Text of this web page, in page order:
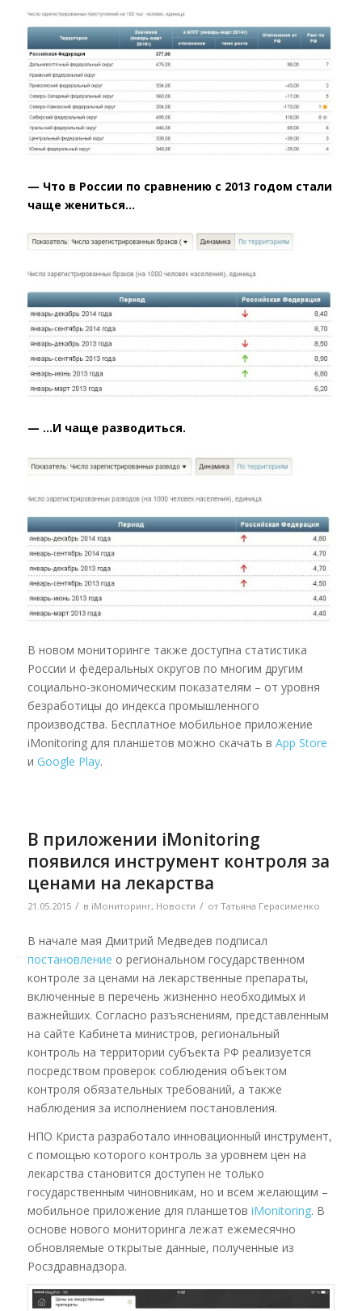
— Что в России по сравнению с 2013 годом стали
чаще жениться…
— …И чаще разводиться.
В новом мониторинге также доступна статистика
России и федеральных округов по многим другим
социально-экономическим показателям – от уровня
безработицы до индекса промышленного
производства. Бесплатное мобильное приложение
iMonitoring для планшетов можно скачать в App Store
и Google Play.
В приложении iMonitoring
появился инструмент контроля за
ценами на лекарства
21.05.2015 / в iМониторинг, Новости / от Татьяна Герасименко
В начале мая Дмитрий Медведев подписал
постановление о региональном государственном
контроле за ценами на лекарственные препараты,
включенные в перечень жизненно необходимых и
важнейших. Согласно разъяснениям, представленным
на сайте Кабинета министров, региональный
контроль на территории субъекта РФ реализуется
посредством проверок соблюдения объектом
контроля обязательных требований, а также
наблюдения за исполнением постановления.
НПО Криста разработало инновационный инструмент,
с помощью которого контроль за уровнем цен на
лекарства становится доступен не только
государственным чиновникам, но и всем желающим –
мобильное приложение для планшетов iMonitoring. В
основе нового мониторинга лежат ежемесячно
обновляемые открытые данные, полученные из
Росздравнадзора.